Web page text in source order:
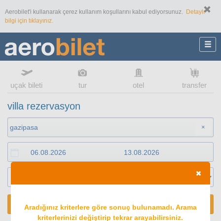
Aerobilet'i kullanarak çerez kullanım koşullarını kabul ediyorsunuz.
Detaylı
bilgi için tıklayınız.
uçak bileti tur otel transfer
villa rezervasyon
×
Aradığınız kriterlere göre sonuç bulunamadı. Arama
kriterlerinizi değiştirip tekrar arayabilirsiniz.